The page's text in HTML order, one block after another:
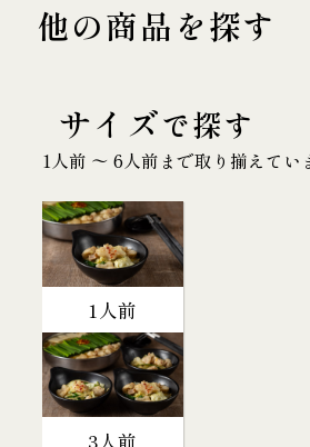
他の商品を探す
サイズで探す
1人前 〜 6人前まで取り揃えてい
1人前
3人前